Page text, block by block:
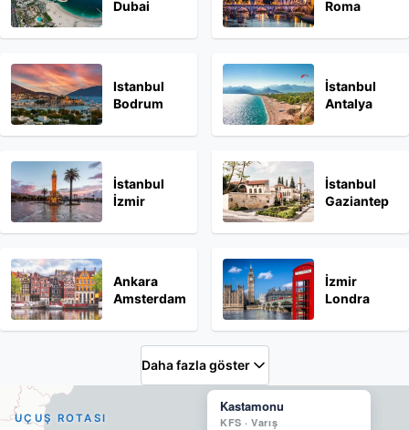
Dubai
Roma
Istanbul
Bodrum
İstanbul
Antalya
İstanbul
İzmir
İstanbul
Gaziantep
Ankara
Amsterdam
İzmir
Londra
Daha fazla göster
Kastamonu
KFS ·Varış
UÇUŞ ROTASI